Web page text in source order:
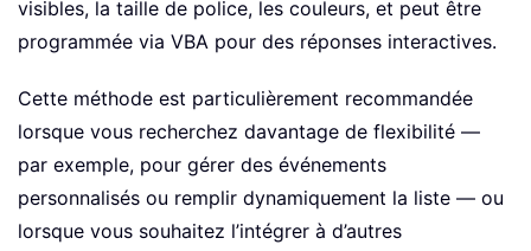
visibles, la taille de police, les couleurs, et peut être
programmée via VBA pour des réponses interactives.
Cette méthode est particulièrement recommandée
lorsque vous recherchez davantage de flexibilité —
par exemple, pour gérer des événements
personnalisés ou remplir dynamiquement la liste — ou
lorsque vous souhaitez l’intégrer à d’autres